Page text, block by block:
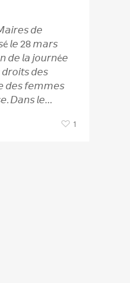
𝘥𝘦
𝘭𝘦 28 𝘮𝘢𝘳𝘴
𝘥𝘦 𝘭𝘢 𝘫𝘰𝘶𝘳𝘯é𝘦
𝘥𝘦𝘴
𝘥𝘦𝘴 𝘧𝘦𝘮𝘮𝘦𝘴
𝘋𝘢𝘯𝘴 𝘭𝘦…
1